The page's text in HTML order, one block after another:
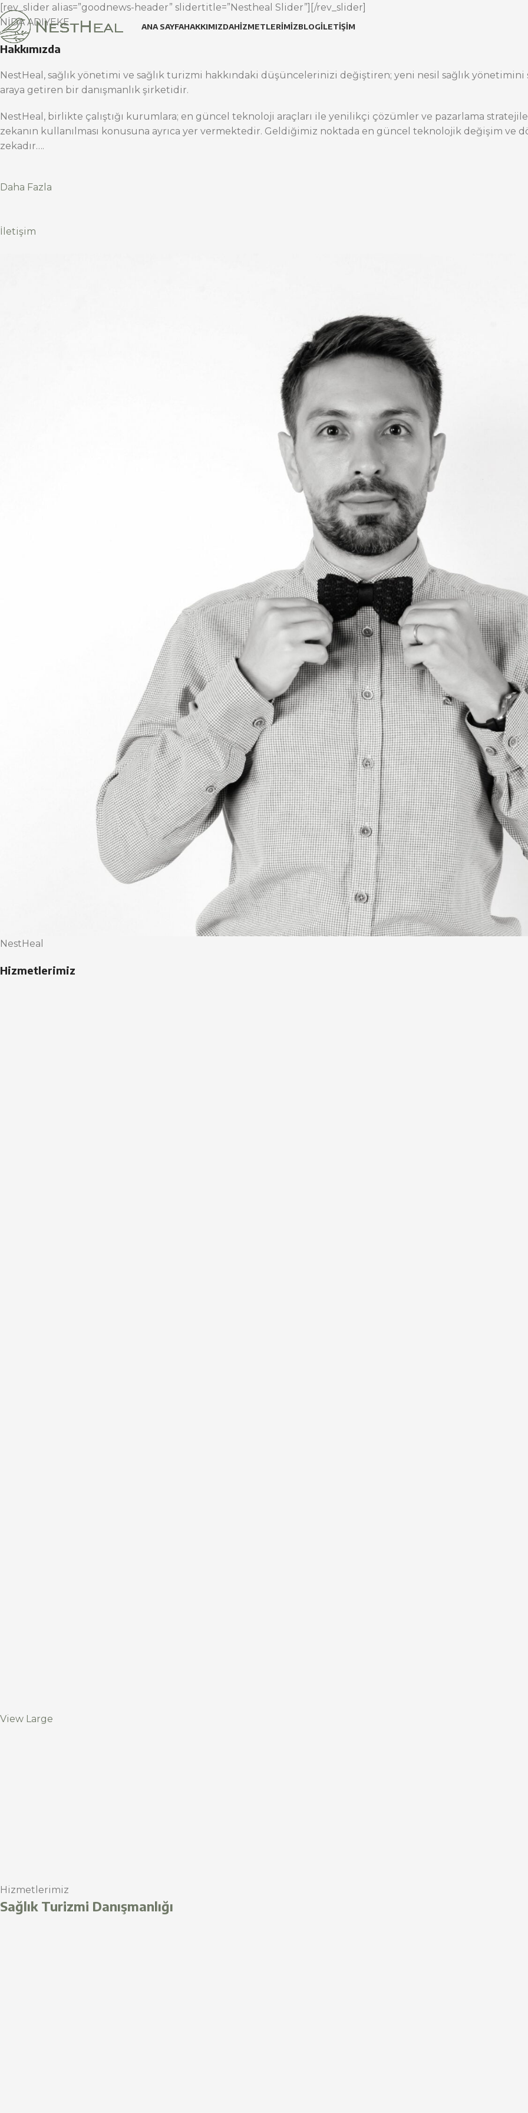
ANA SAYFAHAKKIMIZDAHIZMETLERIMIZBLOGİLETIŞIM
[rev_slider alias=”goodnews-header” slidertitle=”Nestheal Slider”][/rev_slider]
NİDA ADIYEKE
Hakkımızda
NestHeal, sağlık yönetimi ve sağlık turizmi hakkındaki düşüncelerinizi değiştiren; yeni nesil sağlık
araya getiren bir danışmanlık şirketidir.
NestHeal, birlikte çalıştığı kurumlara; en güncel teknoloji araçları ile yenilikçi çözümler ve pazarlama
zekanın kullanılması konusuna ayrıca yer vermektedir. Geldiğimiz noktada en güncel teknolojik değişim ve
zekadır….
Daha Fazla
İletişim
NestHeal
Hizmetlerimiz
View Large
Hizmetlerimiz
Sağlık Turizmi Danışmanlığı